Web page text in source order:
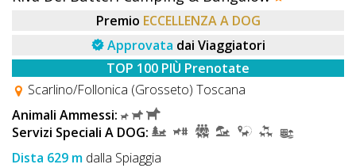
Premio ECCELLENZA A DOG
Approvata dai Viaggiatori
TOP 100 PIÙ Prenotate
Scarlino/Follonica (Grosseto) Toscana
Animali Ammessi:
Servizi Speciali A DOG:
Dista 629 m dalla Spiaggia